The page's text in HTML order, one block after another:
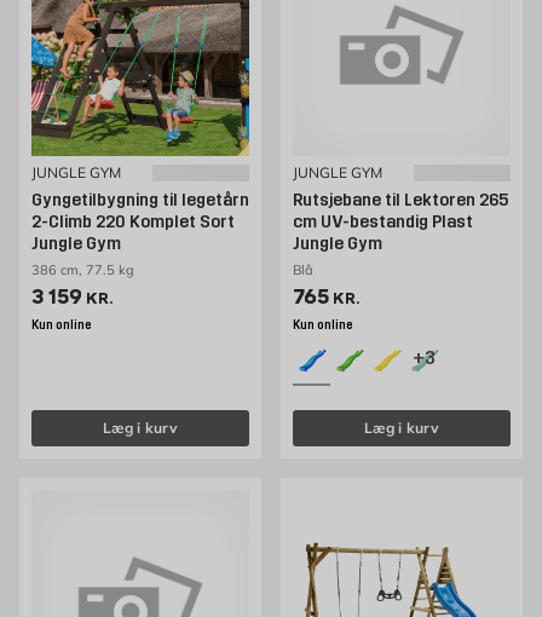
JUNGLE GYM
Gyngetilbygning til legetårn
2-Climb 220 Komplet Sort
Jungle Gym
386 cm, 77.5 kg
Pris 3159 kr. /stk
3 159 KR.
Kun online
Læg i kurv
JUNGLE GYM
Rutsjebane til Lektoren 265
cm UV-bestandig Plast
Jungle Gym
Blå
Pris 765 kr. /stk
765 KR.
Kun online
+3
Læg i kurv